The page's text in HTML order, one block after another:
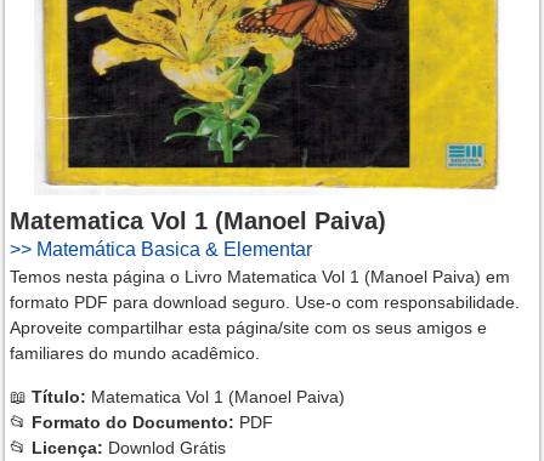
Matematica Vol 1 (Manoel Paiva)
>> Matemática Basica & Elementar
Temos nesta página o Livro Matematica Vol 1 (Manoel Paiva) em
formato PDF para download seguro. Use-o com responsabilidade.
Aproveite compartilhar esta página/site com os seus amigos e
familiares do mundo acadêmico.
📖 Título: Matematica Vol 1 (Manoel Paiva)
📂 Formato do Documento: PDF
📂 Licença: Downlod Grátis